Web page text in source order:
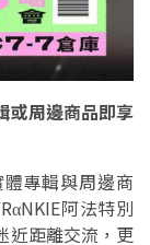
或周邊商品即享
專輯與周邊商
阿法特別
近距離交流，更